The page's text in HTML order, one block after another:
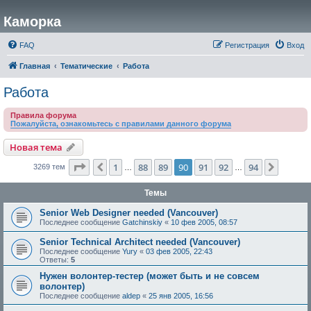
Каморка
FAQ Вход
Регистрация
Главная Тематические Работа
Работа
Правила форума
Пожалуйста, ознакомьтесь с правилами данного форума
Новая тема
3269 тем Страница 90из 94
Пред.
1 88 89 90 91 92 94
Темы
Senior Web Designer needed (Vancouver)
Последнее сообщение Gatchinskiy « 10 фев 2005, 08:57
Senior Technical Architect needed (Vancouver)
Последнее сообщение Yury « 03 фев 2005, 22:43
Ответы: 5
Нужен волонтер-тестер (может быть и не совсем
волонтер)
Последнее сообщение aldep « 25 янв 2005, 16:56